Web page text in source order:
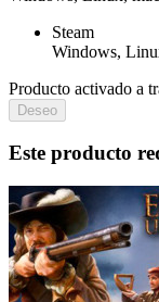
Steam
Windows,
Producto activado a
Deseo
Este producto